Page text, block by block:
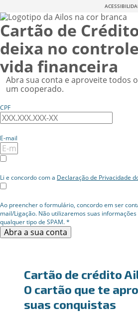
Cartão de
deixa no
vida financeira
Abra sua conta e aproveite todos
um cooperado.
CPF
E-mail
Li e concordo com a Declaração de Privacidade
Ao preencher o formulário, concordo em ser
mail/Ligação. Não utilizaremos suas
qualquer tipo de SPAM. *
Abra a sua conta
Cartão de crédito
O cartão que te
suas conquistas